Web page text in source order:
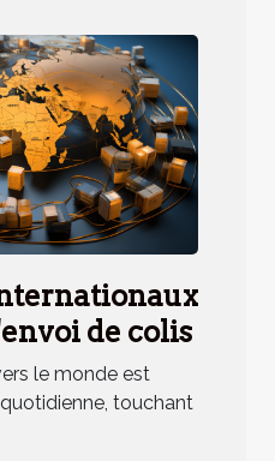
de colis
le monde est
touchant